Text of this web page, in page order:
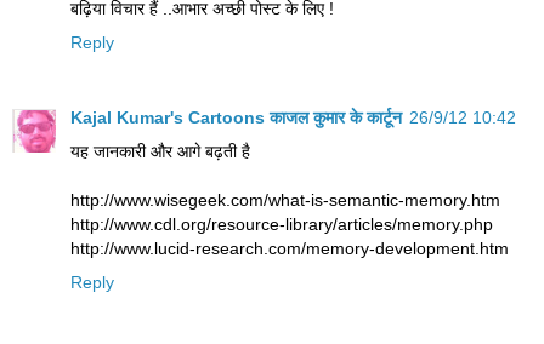
बढ़िया विचार हैं ..आभार अच्छी पोस्ट के लिए !
Reply
Kajal Kumar's Cartoons काजल कुमार के कार्टून 26/9/12 10:42
यह जानकारी और आगे बढ़ती है
http://www.wisegeek.com/what-is-semantic-memory.htm
http://www.cdl.org/resource-library/articles/memory.php
http://www.lucid-research.com/memory-development.htm
Reply